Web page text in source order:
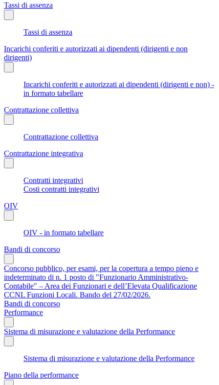
Tassi di assenza
Tassi di assenza
Incarichi conferiti e autorizzati ai dipendenti (dirigenti e non
dirigenti)
Incarichi conferiti e autorizzati ai dipendenti (dirigenti e non) -
in formato tabellare
Contrattazione collettiva
Contrattazione collettiva
Contrattazione integrativa
Contratti integrativi
Costi contratti integrativi
OIV
OIV - in formato tabellare
Bandi di concorso
Concorso pubblico, per esami, per la copertura a tempo pieno e
indeterminato di n. 1 posto di "Funzionario Amministrativo-
Contabile" – Area dei Funzionari e dell’Elevata Qualificazione
CCNL Funzioni Locali. Bando del 27/02/2026.
Bandi di concorso
Performance
Sistema di misurazione e valutazione della Performance
Sistema di misurazione e valutazione della Performance
Piano della performance